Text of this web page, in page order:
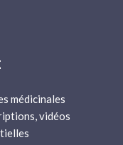
médicinales
vidéos